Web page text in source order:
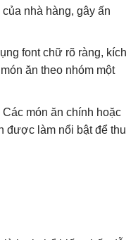
nhà hàng, gây ấn
font chữ rõ ràng, kích
ăn theo nhóm một
món ăn chính hoặc
được làm nổi bật để thu